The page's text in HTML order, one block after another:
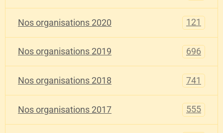
Nos organisations 2020 121
Nos organisations 2019 696
Nos organisations 2018 741
Nos organisations 2017 555